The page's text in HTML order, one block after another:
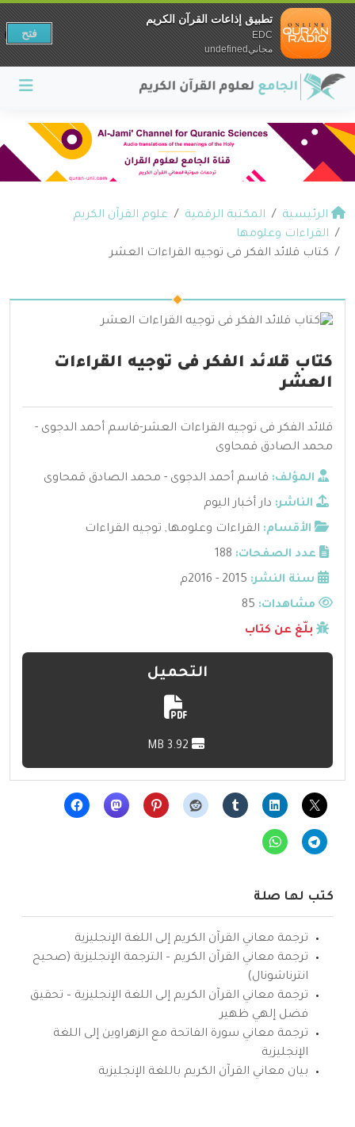
الرئيسية المكتبة الرقمية
علوم القرآن الكريم
القراءات وعلومها
كتاب قلائد الفكر فى توجيه القراءات العشر
كتاب قلائد الفكر فى توجيه القراءات
العشر
قلائد الفكر فى توجيه القراءات العشر-قاسم أحمد الدجوى -
محمد الصادق قمحاوى
المؤلف: قاسم أحمد الدجوى - محمد الصادق قمحاوى
الناشر: دار أخبار اليوم
الأقسام: القراءات وعلومها, توجيه القراءات
عدد الصفحات: 188
سنة النشر: 2015 - 2016م
مشاهدات:
بلّغ عن كتاب
التحميل
كتب لها صلة
ترجمة معاني القرآن الكريم إلى اللغة الإنجليزية
ترجمة معاني القرآن الكريم – الترجمة الإنجليزية (صحيح
انترناشونال)
ترجمة معاني القرآن الكريم إلى اللغة الإنجليزية – تحقيق
فضل إلهي ظهير
ترجمة معاني سورة الفاتحة مع الزهراوين إلى اللغة
الإنجليزية
بيان معاني القرآن الكريم باللغة الإنجليزية
تطبيق إذاعات القرآن الكريم
EDC
مجانيundefined
فتح